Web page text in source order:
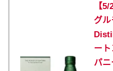
【
グ
ー
パ